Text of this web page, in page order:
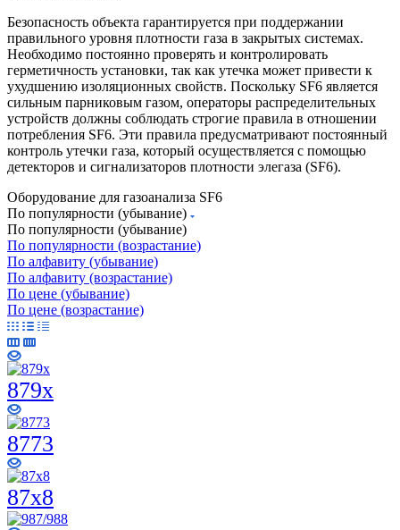
Безопасность объекта гарантируется при поддержании
правильного уровня плотности газа в закрытых системах.
Необходимо постоянно проверять и контролировать
герметичность установки, так как утечка может привести к
ухудшению изоляционных свойств. Поскольку SF6 является
сильным парниковым газом, операторы распределительных
устройств должны соблюдать строгие правила в отношении
потребления SF6. Эти правила предусматривают постоянный
контроль утечки газа, который осуществляется с помощью
детекторов и сигнализаторов плотности элегаза (SF6).
Оборудование для газоанализа SF6
По популярности (убывание)
По популярности (убывание)
По популярности (возрастание)
По алфавиту (убывание)
По алфавиту (возрастание)
По цене (убывание)
По цене (возрастание)
879x
8773
87х8